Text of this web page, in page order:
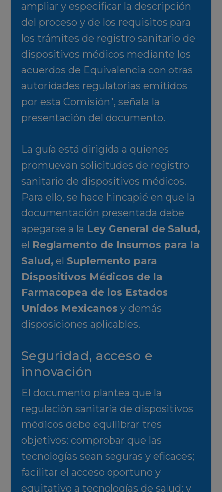
ampliar y especificar la descripción
del proceso y de los requisitos para
los trámites de registro sanitario de
dispositivos médicos mediante los
acuerdos de Equivalencia con otras
autoridades regulatorias emitidos
por esta Comisión”, señala la
presentación del documento.
La guía está dirigida a quienes
promuevan solicitudes de registro
sanitario de dispositivos médicos.
Para ello, se hace hincapié en que la
documentación presentada debe
apegarse a la Ley General de Salud,
el Reglamento de Insumos para la
Salud, el Suplemento para
Dispositivos Médicos de la
Farmacopea de los Estados
Unidos Mexicanos y demás
disposiciones aplicables.
Seguridad, acceso e
innovación
El documento plantea que la
regulación sanitaria de dispositivos
médicos debe equilibrar tres
objetivos: comprobar que las
tecnologías sean seguras y eficaces;
facilitar el acceso oportuno y
equitativo a tecnologías de salud; y